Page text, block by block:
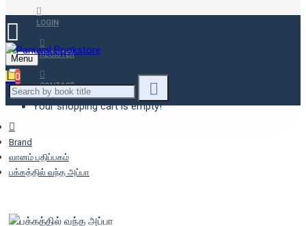
LOGIN
REGISTER
CONTACT
Menu
0
Your shopping cart is empty!
Brand
வானம் பதிப்பகம்
பக்கத்தில் வந்த அப்பா